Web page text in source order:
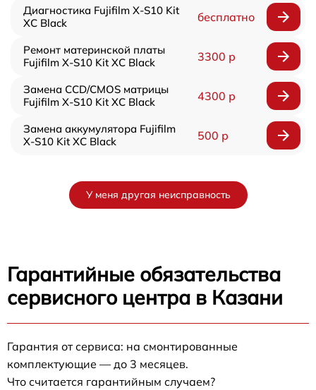
Диагностика Fujifilm X-S10 Kit
XC Black
бесплатно
Ремонт материнской платы
Fujifilm X-S10 Kit XC Black
3300 р
Замена CCD/CMOS матрицы
Fujifilm X-S10 Kit XC Black
4300 р
Замена аккумулятора Fujifilm
X-S10 Kit XC Black
500 р
У меня другая неисправность
Гарантийные обязательства
сервисного центра в Казани
Гарантия от сервиса: на смонтированные
комплектующие — до 3 месяцев.
Что считается гарантийным случаем?